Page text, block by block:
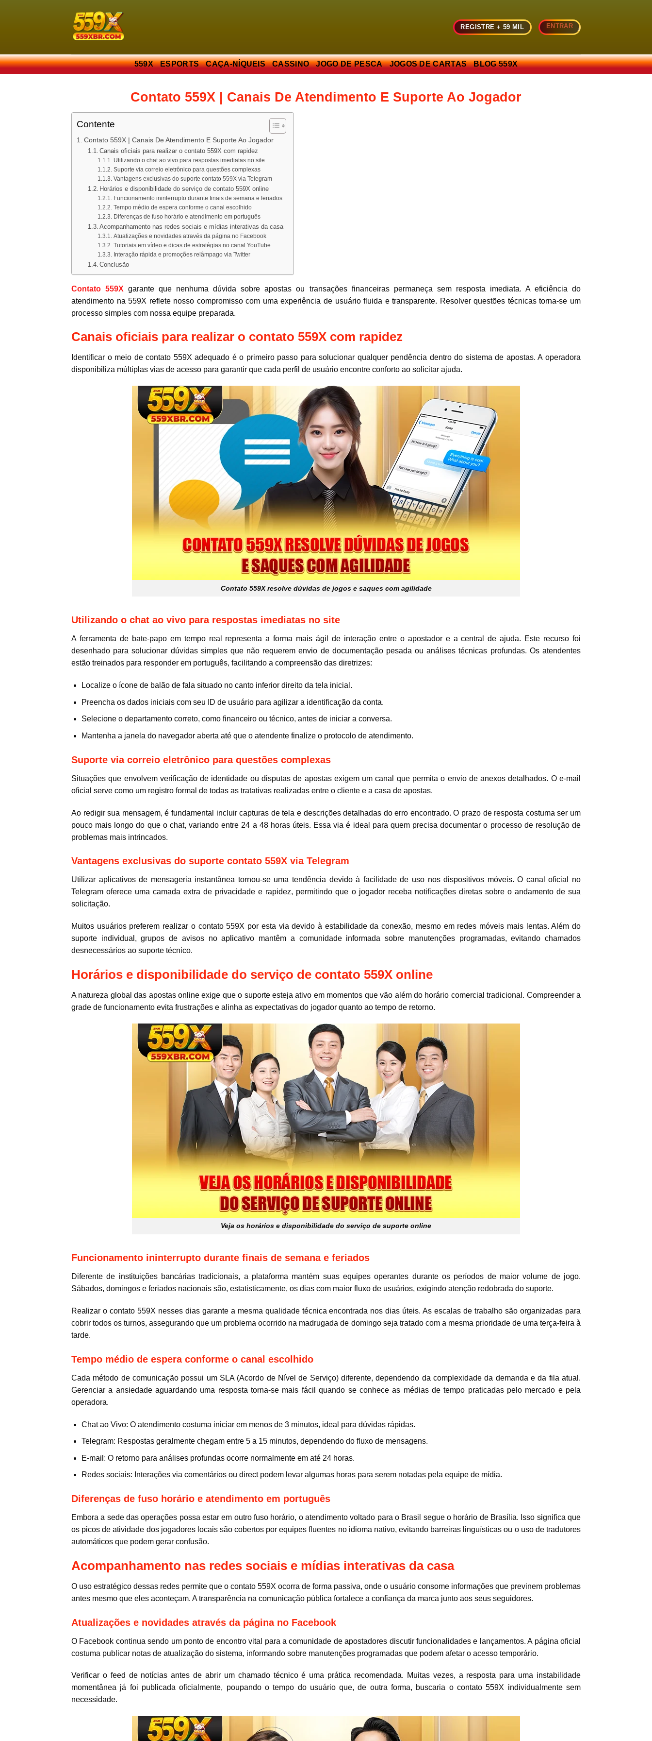
REGISTRE + 59 MIL ENTRAR
559X ESPORTS CAÇA-NÍQUEIS CASSINO JOGO DE PESCA JOGOS DE CARTAS BLOG 559X
Contato 559X | Canais De Atendimento E Suporte Ao Jogador
Contente
Contato 559X | Canais De Atendimento E Suporte Ao Jogador
Canais oficiais para realizar o contato 559X com rapidez
Utilizando o chat ao vivo para respostas imediatas no site
Suporte via correio eletrônico para questões complexas
Vantagens exclusivas do suporte contato 559X via Telegram
Horários e disponibilidade do serviço de contato 559X online
Funcionamento ininterrupto durante finais de semana e feriados
Tempo médio de espera conforme o canal escolhido
Diferenças de fuso horário e atendimento em português
Acompanhamento nas redes sociais e mídias interativas da casa
Atualizações e novidades através da página no Facebook
Tutoriais em vídeo e dicas de estratégias no canal YouTube
Interação rápida e promoções relâmpago via Twitter
Conclusão
Contato 559X garante que nenhuma dúvida sobre apostas ou transações financeiras permaneça sem resposta imediata. A eficiência do
atendimento na 559X reflete nosso compromisso com uma experiência de usuário fluida e transparente. Resolver questões técnicas torna-se um
processo simples com nossa equipe preparada.
Canais oficiais para realizar o contato 559X com rapidez
Identificar o meio de contato 559X adequado é o primeiro passo para solucionar qualquer pendência dentro do sistema de apostas. A operadora
disponibiliza múltiplas vias de acesso para garantir que cada perfil de usuário encontre conforto ao solicitar ajuda.
Contato 559X resolve dúvidas de jogos e saques com agilidade
Utilizando o chat ao vivo para respostas imediatas no site
A ferramenta de bate-papo em tempo real representa a forma mais ágil de interação entre o apostador e a central de ajuda. Este recurso foi
desenhado para solucionar dúvidas simples que não requerem envio de documentação pesada ou análises técnicas profundas. Os atendentes
estão treinados para responder em português, facilitando a compreensão das diretrizes:
Localize o ícone de balão de fala situado no canto inferior direito da tela inicial.
Preencha os dados iniciais com seu ID de usuário para agilizar a identificação da conta.
Selecione o departamento correto, como financeiro ou técnico, antes de iniciar a conversa.
Mantenha a janela do navegador aberta até que o atendente finalize o protocolo de atendimento.
Suporte via correio eletrônico para questões complexas
Situações que envolvem verificação de identidade ou disputas de apostas exigem um canal que permita o envio de anexos detalhados. O e-mail
oficial serve como um registro formal de todas as tratativas realizadas entre o cliente e a casa de apostas.
Ao redigir sua mensagem, é fundamental incluir capturas de tela e descrições detalhadas do erro encontrado. O prazo de resposta costuma ser um
pouco mais longo do que o chat, variando entre 24 a 48 horas úteis. Essa via é ideal para quem precisa documentar o processo de resolução de
problemas mais intrincados.
Vantagens exclusivas do suporte contato 559X via Telegram
Utilizar aplicativos de mensageria instantânea tornou-se uma tendência devido à facilidade de uso nos dispositivos móveis. O canal oficial no
Telegram oferece uma camada extra de privacidade e rapidez, permitindo que o jogador receba notificações diretas sobre o andamento de sua
solicitação.
Muitos usuários preferem realizar o contato 559X por esta via devido à estabilidade da conexão, mesmo em redes móveis mais lentas. Além do
suporte individual, grupos de avisos no aplicativo mantêm a comunidade informada sobre manutenções programadas, evitando chamados
desnecessários ao suporte técnico.
Horários e disponibilidade do serviço de contato 559X online
A natureza global das apostas online exige que o suporte esteja ativo em momentos que vão além do horário comercial tradicional. Compreender a
grade de funcionamento evita frustrações e alinha as expectativas do jogador quanto ao tempo de retorno.
Veja os horários e disponibilidade do serviço de suporte online
Funcionamento ininterrupto durante finais de semana e feriados
Diferente de instituições bancárias tradicionais, a plataforma mantém suas equipes operantes durante os períodos de maior volume de jogo.
Sábados, domingos e feriados nacionais são, estatisticamente, os dias com maior fluxo de usuários, exigindo atenção redobrada do suporte.
Realizar o contato 559X nesses dias garante a mesma qualidade técnica encontrada nos dias úteis. As escalas de trabalho são organizadas para
cobrir todos os turnos, assegurando que um problema ocorrido na madrugada de domingo seja tratado com a mesma prioridade de uma terça-feira à
tarde.
Tempo médio de espera conforme o canal escolhido
Cada método de comunicação possui um SLA (Acordo de Nível de Serviço) diferente, dependendo da complexidade da demanda e da fila atual.
Gerenciar a ansiedade aguardando uma resposta torna-se mais fácil quando se conhece as médias de tempo praticadas pelo mercado e pela
operadora.
Chat ao Vivo: O atendimento costuma iniciar em menos de 3 minutos, ideal para dúvidas rápidas.
Telegram: Respostas geralmente chegam entre 5 a 15 minutos, dependendo do fluxo de mensagens.
E-mail: O retorno para análises profundas ocorre normalmente em até 24 horas.
Redes sociais: Interações via comentários ou direct podem levar algumas horas para serem notadas pela equipe de mídia.
Diferenças de fuso horário e atendimento em português
Embora a sede das operações possa estar em outro fuso horário, o atendimento voltado para o Brasil segue o horário de Brasília. Isso significa que
os picos de atividade dos jogadores locais são cobertos por equipes fluentes no idioma nativo, evitando barreiras linguísticas ou o uso de tradutores
automáticos que podem gerar confusão.
Acompanhamento nas redes sociais e mídias interativas da casa
O uso estratégico dessas redes permite que o contato 559X ocorra de forma passiva, onde o usuário consome informações que previnem problemas
antes mesmo que eles aconteçam. A transparência na comunicação pública fortalece a confiança da marca junto aos seus seguidores.
Atualizações e novidades através da página no Facebook
O Facebook continua sendo um ponto de encontro vital para a comunidade de apostadores discutir funcionalidades e lançamentos. A página oficial
costuma publicar notas de atualização do sistema, informando sobre manutenções programadas que podem afetar o acesso temporário.
Verificar o feed de notícias antes de abrir um chamado técnico é uma prática recomendada. Muitas vezes, a resposta para uma instabilidade
momentânea já foi publicada oficialmente, poupando o tempo do usuário que, de outra forma, buscaria o contato 559X individualmente sem
necessidade.